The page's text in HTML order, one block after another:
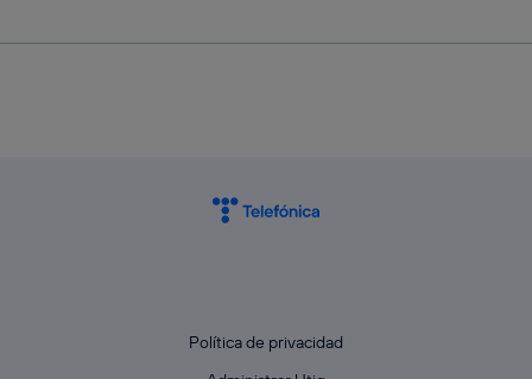
Política de privacidad